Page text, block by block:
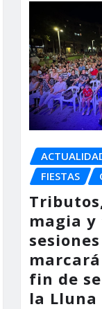
FIESTAS
magia y
fin de
la Lluna